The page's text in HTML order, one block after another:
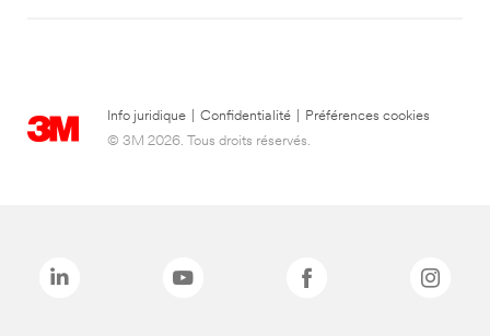
Info juridique Confidentialité
Préférences cookies
© 3M 2026. Tous droits réservés.